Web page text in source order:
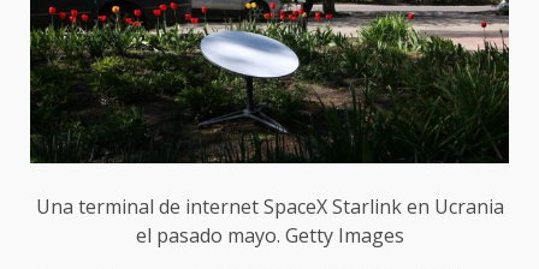
Una terminal de internet SpaceX Starlink en Ucrania
el pasado mayo. Getty Images